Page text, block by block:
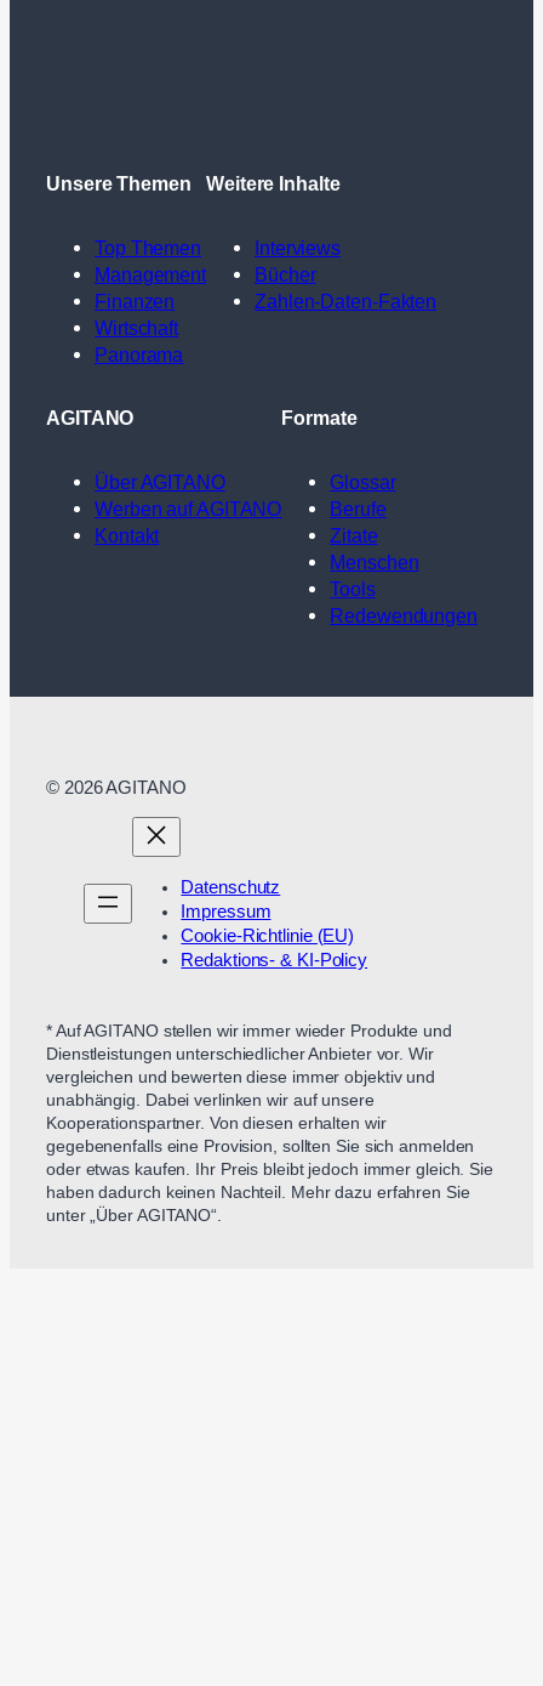
Unsere Themen
Top Themen
Management
Finanzen
Wirtschaft
Panorama
Weitere Inhalte
Interviews
Bücher
Zahlen-Daten-Fakten
AGITANO
Über AGITANO
Werben auf AGITANO
Kontakt
Formate
Glossar
Berufe
Zitate
Menschen
Tools
Redewendungen
© 2026 AGITANO
Datenschutz
Impressum
Cookie-Richtlinie (EU)
Redaktions- & KI-Policy
* Auf AGITANO stellen wir immer wieder Produkte und
Dienstleistungen unterschiedlicher Anbieter vor. Wir
vergleichen und bewerten diese immer objektiv und
unabhängig. Dabei verlinken wir auf unsere
Kooperationspartner. Von diesen erhalten wir
gegebenenfalls eine Provision, sollten Sie sich anmelden
oder etwas kaufen. Ihr Preis bleibt jedoch immer gleich. Sie
haben dadurch keinen Nachteil. Mehr dazu erfahren Sie
unter „Über AGITANO“.